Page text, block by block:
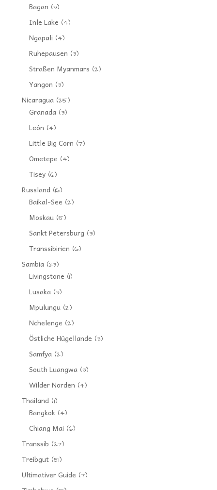
Bagan (3)
Inle Lake (4)
Ngapali (4)
Ruhepausen (3)
Straßen Myanmars (2)
Yangon (3)
Nicaragua(25)
Granada(3)
León (4)
Little Big Corn (7)
Ometepe (4)
Tisey(6)
Russland(16)
Baikal-See (2)
Moskau(5)
Sankt Petersburg (3)
Transsibirien (6)
Sambia(23)
Livingstone (1)
Lusaka(3)
Mpulungu(2)
Nchelenge (2)
Östliche Hügellande (3)
Samfya(2)
South Luangwa(3)
Wilder Norden (4)
Thailand(11)
Bangkok(4)
Chiang Mai (6)
Transsib (27)
Treibgut(51)
Ultimativer Guide (7)